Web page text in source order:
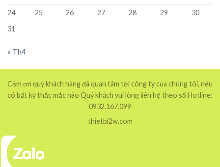
24
25 26 27 28 29
30
31
« Th4
Cảm ơn quý khách hàng đã quan tâm tới công ty của chúng tôi, nếu
có bất kỳ thắc mắc nào Quý khách vui lòng liên hệ theo số Hotline:
0932.167.099
thietbi2w.com